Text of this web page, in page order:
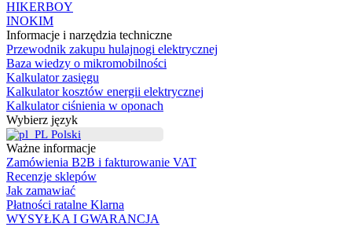
HIKERBOY
INOKIM
Informacje i narzędzia techniczne
Przewodnik zakupu hulajnogi elektrycznej
Baza wiedzy o mikromobilności
Kalkulator zasięgu
Kalkulator kosztów energii elektrycznej
Kalkulator ciśnienia w oponach
Wybierz język
Polski
Ważne informacje
Zamówienia B2B i fakturowanie VAT
Recenzje sklepów
Jak zamawiać
Płatności ratalne Klarna
WYSYŁKA I GWARANCJA